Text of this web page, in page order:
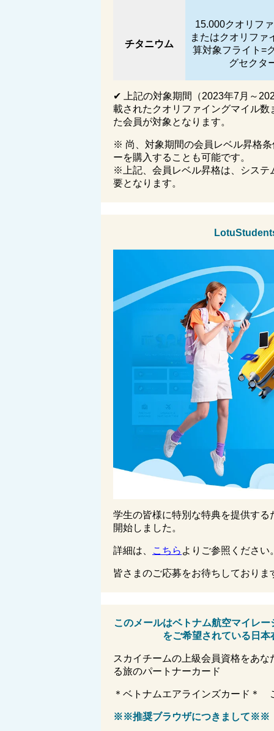
チタニウム
15.000クオリフ
またはクオリファ
算対象フライト =
グセクタ
✔ 上記の対象期間（2023年7月～
載されたクオリファイングマイル
た会員が対象となります。
※ 尚、対象期間の会員レベル昇格
ーを購入することも可能です。
※上記、会員レベル昇格は、システ
要となります。
学生の皆様に特別な特典を提供す
開始しました。
詳細は、 こちら よりご参照ください
皆さまのご応募をお待ちしておりま
このメールはベトナム航空マイレ
をご希望されている日
スカイチームの上級会員資格をあ
る旅のパートナーカード
＊ベトナムエアラインズカード＊
※※推奨ブラウザにつきまして※※